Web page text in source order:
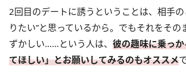
2回目のデートに誘うということは、相手の
りたい”と思っているから。でもそれをそ
ずかしい……という人は、 彼の趣味に乗っ
てほしい」とお願いしてみるのもオススメ